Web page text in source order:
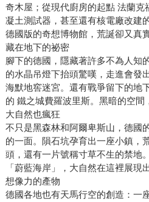
奇木屋；從現代廚房的起點 法蘭克
凝土測試器，甚至還有核電廠改建
德國版的奇想博物館，荒誕卻又真
藏在地下的祕密
腳下的德國，隱藏著許多不為人知
的水晶吊燈下抬頭驚嘆，走進會發
海默地窖迷宮。還有戰爭留下的地
的 鐵之城費羅波里斯。黑暗的空間
大自然也瘋狂
不只是黑森林和阿爾卑斯山，德國
的一面。隕石坑孕育出一座小鎮，
頭，還有一片號稱寸草不生的禁地
「蔚藍海岸」，大自然在這裡展現
想像力的產物
德國各地也有天馬行空的創造：一